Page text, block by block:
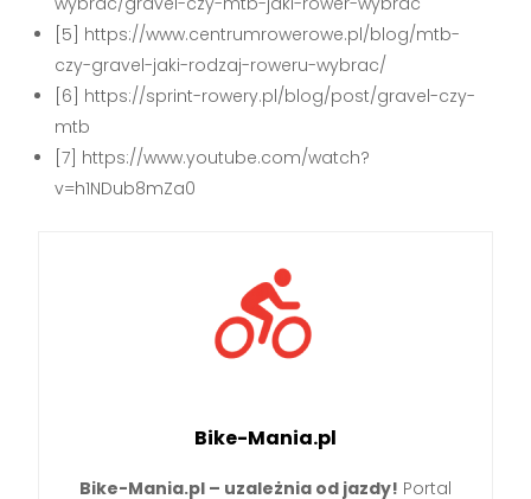
[5] https://www.centrumrowerowe.pl/blog/mtb-
czy-gravel-jaki-rodzaj-roweru-wybrac/
[6] https://sprint-rowery.pl/blog/post/gravel-czy-
mtb
[7] https://www.youtube.com/watch?
v=h1NDub8mZa0
Bike-Mania.pl
Bike-Mania.pl – uzależnia od jazdy! Portal